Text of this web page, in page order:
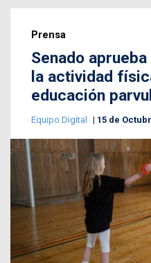
Prensa
Senado
la actividad
educación
Equipo Digital 15 de